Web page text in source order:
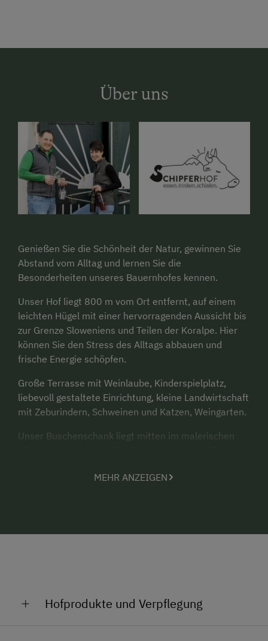
Über uns
Genießen Sie die Schönheit der Natur, gewinnen Sie
Abstand vom Alltag und lernen Sie die
Besonderheiten unseres Bauernhofes kennen.
Unser Hof liegt 800 m vom Ort entfernt, auf einem
leichten Hügel mit einer hervorragenden Aussicht bis
zur Grenze Sloweniens und Teilen der Koralpe. Hier
können Sie den Stress des Alltags abbauen und
frische Energie schöpfen.
Große Terrasse mit Weinlaube, Kinderspielplatz,
liebevoll gestaltete Einrichtung, kleine Landwirtschaft
mit Zeburindern, Schweinen und Katzen, Weingarten.
Unser Buschenschank liegt mitten im malerischen
Zeburind verwöhnen.
MEHR ANZEIGEN
Hofprodukte und Verpflegung